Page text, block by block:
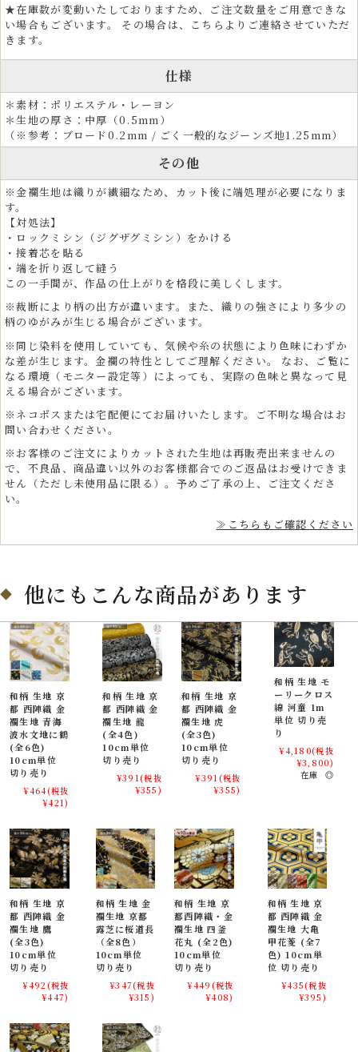
和のインテリア装飾に最適な金襴生地
金襴生地は、ファブリックパネル、タペストリー、掛け軸、屏風、仏壇
装飾など、和モダンなインテリアにも最適な素材です。車の内装にも使
用されています。
ホテルや旅館の内装、座布団、クッション、ソファや椅子張り生地とし
ても採用され、上質な和空間を演出します。端午の節句、雛祭り、お正
月、お盆、法事など、季節行事や伝統行事の装飾にもご利用いただけま
プロフェッショナルと愛好家のための多用途和ファッ
ション生地
金襴生地は、服飾デザイナーや舞台制作者、映像制作者、インテリアデ
ザイナーなど、プロフェッショナルな分野でも高く評価されています。
贈り物や小物にぴったりの日本製金襴織物
ても人気があり、日本らしさを感じる海外土産としても喜ばれます。
七五三や成人式、母の日、敬老の日などのお祝いには、袱紗や数珠入れ
の素材としてもおすすめです。
伝統と日常に寄り添う雅な和柄生地、金襴織物
大人の趣味から、お子様や園児、学生まで、幅広い層にご利用頂けま
す。宮司や僧侶など、伝統的な職業の方々にも重宝されているほか、イ
ンテリアやお土産品を製造する土産品製造者や工務店の方々にも人気の
素材です。犬の服や小物にも使用されることから、ペット用のアパレル
にも応用可能です。
★在庫数が変動いたしておりますため、ご注文数量をご用意できな
い場合もございます。 その場合は、こちらよりご連絡させていただ
きます。
仕様
＊素材：ポリエステル・レーヨン
＊生地の厚さ：中厚（0.5mm）
（※参考：ブロード0.2mm / ごく一般的なジーンズ地1.25mm）
その他
※金襴生地は織りが繊細なため、カット後に端処理が必要になりま
す。
【対処法】
・ロックミシン（ジグザグミシン）をかける
・接着芯を貼る
・端を折り返して縫う
この一手間が、作品の仕上がりを格段に美しくします。
※裁断により柄の出方が違います。また、織りの強さにより多少の
柄のゆがみが生じる場合がございます。
※同じ染料を使用していても、気候や糸の状態により色味にわずか
な差が生じます。金襴の特性としてご理解ください。 なお、ご覧に
なる環境（モニター設定等）によっても、実際の色味と異なって見
える場合がございます。
※ネコポスまたは宅配便にてお届けいたします。ご不明な場合はお
問い合わせください。
※お客様のご注文によりカットされた生地は再販売出来ませんの
で、不良品、商品違い以外のお客様都合でのご返品はお受けできま
せん（ただし未使用品に限る）。予めご了承の上、ご注文くださ
い。
≫こちらもご確認ください
他にもこんな商品があります
和柄 生地 京
都 西陣織 金
襴生地 青海
波水文地に鶴
(全6色)
10cm単位
切り売り
¥464(税抜
¥421)
和柄 生地 京
都 西陣織 金
襴生地 龍
(全4色)
10cm単位
切り売り
¥391(税抜
¥355)
和柄 生地 京
都 西陣織 金
襴生地 虎
(全3色)
10cm単位
切り売り
¥391 (税抜
¥355)
和柄 生地 モ
ーリークロス
綿 河童 1m
単位 切り売
り
¥4,180(税抜
¥3,800)
在庫 ◎
和柄 生地 京
都 西陣織 金
襴生地 鷹
(全3色)
10cm単位
切り売り
¥492 (税抜
¥447)
和柄 生地 金
襴生地 京都
露芝に桜道長
（全8色）
10cm単位
切り売り
¥347(税抜
¥315)
和柄 生地 京
都西陣織・金
襴生地 四釜
花丸 (全2色)
10cm単位
切り売り
¥449 (税抜
¥408)
和柄 生地 京
都 西陣織 金
襴生地 大亀
甲花菱 (全7
色) 10cm単
位 切り売り
¥435(税抜
¥395)